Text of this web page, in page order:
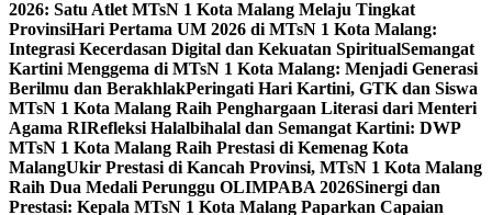
2026: Satu Atlet MTsN 1 Kota Malang Melaju Tingkat
ProvinsiHari Pertama UM 2026 di MTsN 1 Kota Malang:
Integrasi Kecerdasan Digital dan Kekuatan SpiritualSemangat
Kartini Menggema di MTsN 1 Kota Malang: Menjadi Generasi
Berilmu dan BerakhlakPeringati Hari Kartini, GTK dan Siswa
MTsN 1 Kota Malang Raih Penghargaan Literasi dari Menteri
Agama RIRefleksi Halalbihalal dan Semangat Kartini: DWP
MTsN 1 Kota Malang Raih Prestasi di Kemenag Kota
MalangUkir Prestasi di Kancah Provinsi, MTsN 1 Kota Malang
Raih Dua Medali Perunggu OLIMPABA 2026Sinergi dan
Prestasi: Kepala MTsN 1 Kota Malang Paparkan Capaian